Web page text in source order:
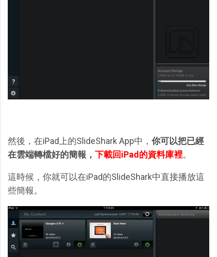
然後，在iPad上的SlideShark App中， 你可以把已經
在雲端轉檔好的簡報， 下載回iPad的資料庫裡。
這時候，你就可以在iPad的SlideShark中直接播放這
些簡報。